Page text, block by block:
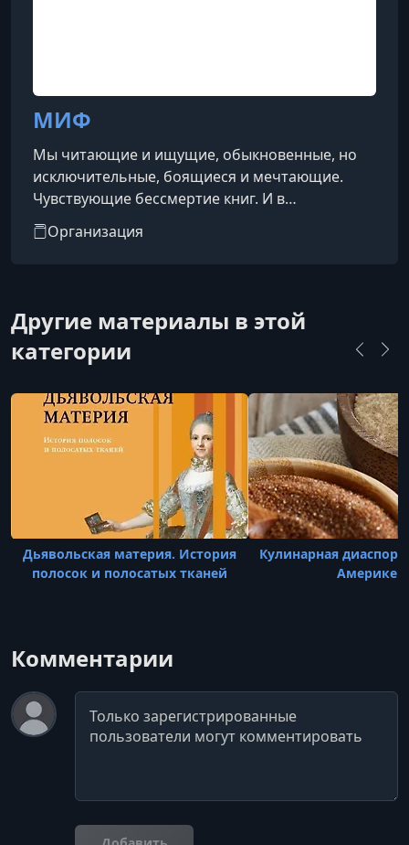
МИФ
Мы читающие и ищущие, обыкновенные, но
исключительные, боящиеся и мечтающие.
Чувствующие бессмертие книг. И в
прикосновении к ним — несокрушимость
своей силы, неизмеримость своих
становимся творцами. Стирая границы между
жизнью автора и нашей жизнью — создаем
произведение искусства, видимое только
ошибиться. Здесь правит доверие к се
Организация
Другие материалы в этой
категории
Дьявольская материя. История
полосок и полосатых тканей
Кулинарная
Америке
Комментарии
Комментарий